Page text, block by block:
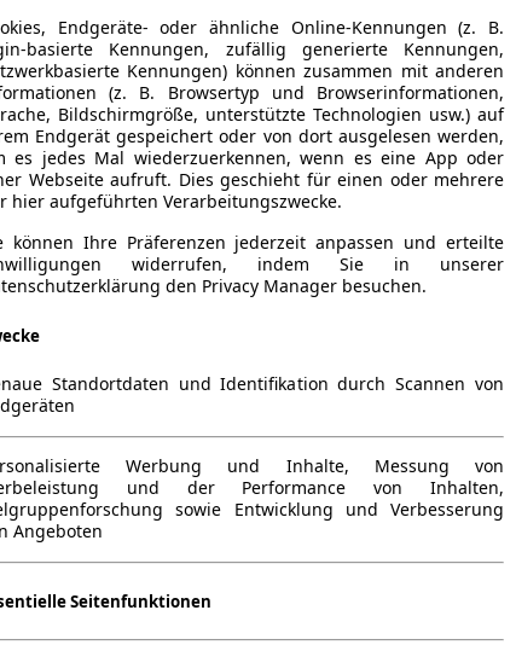
Endgeräte- oder ähnliche Online-Kennungen (z. B.
basierte Kennungen, zufällig generierte Kennungen,
Kennungen) können zusammen mit anderen
(z. B. Browsertyp und Browserinformationen,
Bildschirmgröße, unterstützte Technologien usw.) auf
Endgerät gespeichert oder von dort ausgelesen werden,
es jedes Mal wiederzuerkennen, wenn es eine App oder
Webseite aufruft. Dies geschieht für einen oder mehrere
hier aufgeführten Verarbeitungszwecke.
können Ihre Präferenzen jederzeit anpassen und erteilte
widerrufen, indem Sie in unserer
den Privacy Manager besuchen.
Standortdaten und Identifikation durch Scannen von
Werbung und Inhalte, Messung von
und der Performance von Inhalten,
sowie Entwicklung und Verbesserung
Angeboten
Seitenfunktionen